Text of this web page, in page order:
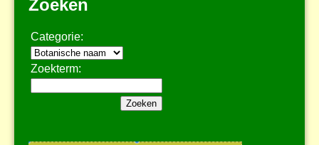
Zoeken
Categorie:
Zoekterm: